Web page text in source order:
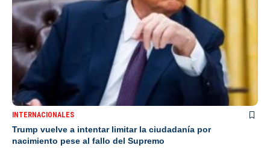
INTERNACIONALES
Trump vuelve a intentar limitar la ciudadanía por
nacimiento pese al fallo del Supremo